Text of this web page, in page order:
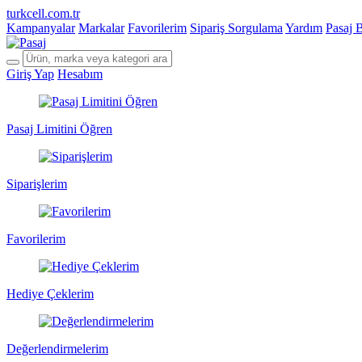
turkcell.com.tr
Kampanyalar Markalar Favorilerim Sipariş Sorgulama Yardım Pasaj
Giriş Yap Hesabım
Pasaj Limitini Öğren
Siparişlerim
Favorilerim
Hediye Çeklerim
Değerlendirmelerim